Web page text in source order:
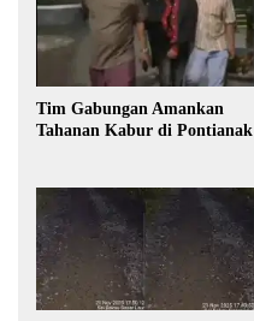
Tim Gabungan Amankan
Tahanan Kabur di Pontianak